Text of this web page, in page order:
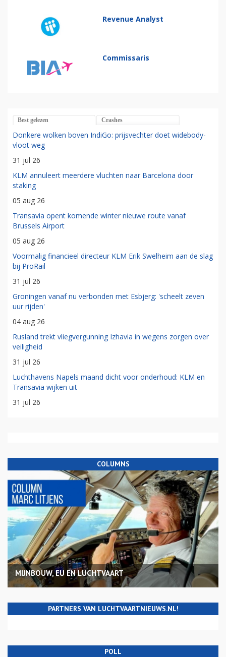
Revenue Analyst
Commissaris
Best gelezen Crashes
Donkere wolken boven IndiGo: prijsvechter doet widebody-
vloot weg
31 jul 26
KLM annuleert meerdere vluchten naar Barcelona door
staking
05 aug 26
Transavia opent komende winter nieuwe route vanaf
Brussels Airport
05 aug 26
Voormalig financieel directeur KLM Erik Swelheim aan de slag
bij ProRail
31 jul 26
Groningen vanaf nu verbonden met Esbjerg: 'scheelt zeven
uur rijden'
04 aug 26
Rusland trekt vliegvergunning Izhavia in wegens zorgen over
veiligheid
31 jul 26
Luchthavens Napels maand dicht voor onderhoud: KLM en
Transavia wijken uit
31 jul 26
COLUMNS
MIJNBOUW, EU EN LUCHTVAART
PARTNERS VAN LUCHTVAARTNIEUWS.NL!
POLL